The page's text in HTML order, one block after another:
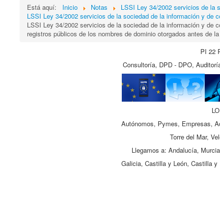
Está aquí: Inicio Notas
LSSI Ley 34/2002 servicios de la
LSSI Ley 34/2002 servicios de la sociedad de la información y de
LSSI Ley 34/2002 servicios de la sociedad de la información y de
registros públicos de los nombres de dominio otorgados antes de
PI 22
Consultoría, DPD - DPO,
Autónomos, Pymes, Empresas,
Torre del Mar,
Llegamos a: Andalucía,
Galicia, Castilla y León, Castilla